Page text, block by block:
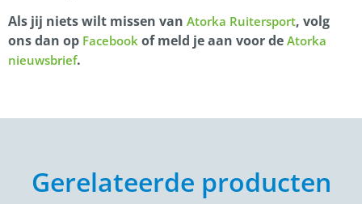
Als jij niets wilt missen van Atorka Ruitersport, volg
ons dan op Facebook of meld je aan voor de Atorka
nieuwsbrief.
Gerelateerde producten